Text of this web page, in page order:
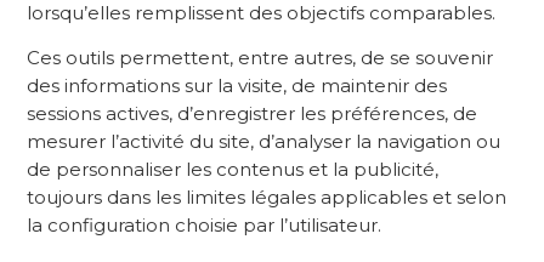
lorsqu’elles remplissent des objectifs comparables.
Ces outils permettent, entre autres, de se souvenir
des informations sur la visite, de maintenir des
sessions actives, d’enregistrer les préférences, de
mesurer l’activité du site, d’analyser la navigation ou
de personnaliser les contenus et la publicité,
toujours dans les limites légales applicables et selon
la configuration choisie par l’utilisateur.